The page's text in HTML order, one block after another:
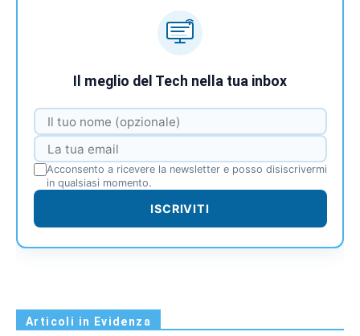
Il meglio del Tech nella tua inbox
Acconsento a ricevere la newsletter e posso disiscrivermi
in qualsiasi momento.
ISCRIVITI
Articoli in Evidenza